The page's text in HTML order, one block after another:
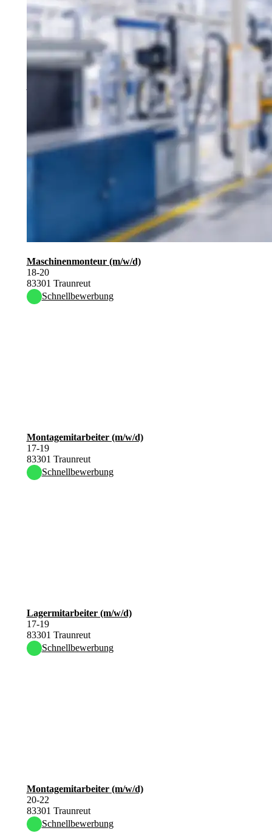
83301 Traunreut
Maschinenmonteur (m/w/d)
18-20
83301 Traunreut
Schnellbewerbung
Montagemitarbeiter (m/w/d)
17-19
83301 Traunreut
Schnellbewerbung
Lagermitarbeiter (m/w/d)
17-19
83301 Traunreut
Schnellbewerbung
Montagemitarbeiter (m/w/d)
20-22
83301 Traunreut
Schnellbewerbung